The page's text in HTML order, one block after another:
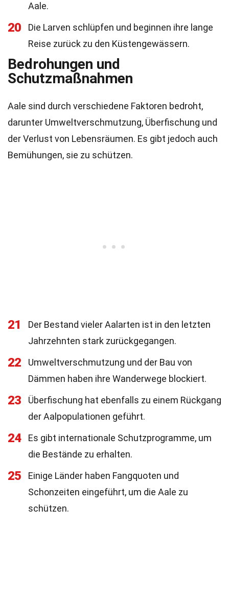
Aale.
20
Die Larven schlüpfen und beginnen ihre lange
Reise zurück zu den Küstengewässern.
Bedrohungen und
Schutzmaßnahmen
Aale sind durch verschiedene Faktoren bedroht,
darunter Umweltverschmutzung, Überfischung und
der Verlust von Lebensräumen. Es gibt jedoch auch
Bemühungen, sie zu schützen.
21
Der Bestand vieler Aalarten ist in den letzten
Jahrzehnten stark zurückgegangen.
22
Umweltverschmutzung und der Bau von
Dämmen haben ihre Wanderwege blockiert.
23
Überfischung hat ebenfalls zu einem Rückgang
der Aalpopulationen geführt.
24
Es gibt internationale Schutzprogramme, um
die Bestände zu erhalten.
25
Einige Länder haben Fangquoten und
Schonzeiten eingeführt, um die Aale zu
schützen.